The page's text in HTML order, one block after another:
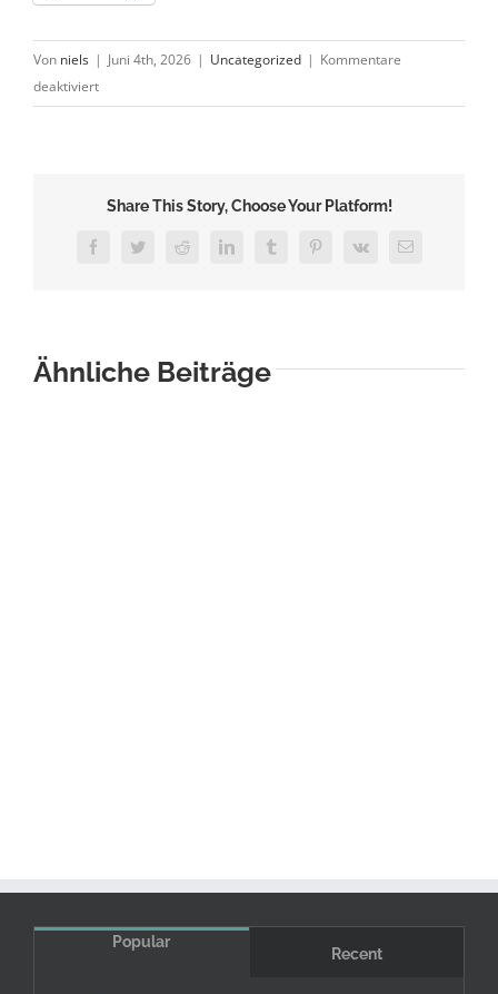
Von niels | Juni 4th, 2026 | Uncategorized | Kommentare
deaktiviertfür
Alle
Share This Story, Choose Your Platform!
FacebookTwitterReddit LinkedInTumblrPinterest
Vk
E-
Ähnliche Beiträge
Popular
Recent